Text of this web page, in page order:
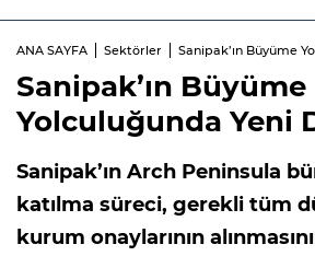
ANA SAYFA Sektörler Sanipak’ın Büyüme
Sanipak’ın Büyüme
Yolculuğunda Yeni
Sanipak’ın Arch Peninsula
katılma süreci, gerekli tüm
kurum onaylarının